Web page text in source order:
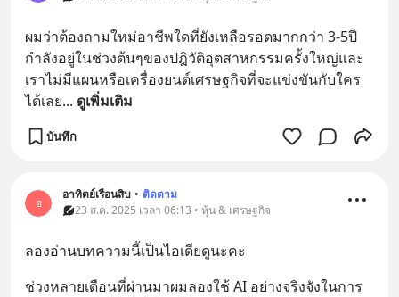
ผมว่าต้องถามใหม่อาชีพใดที่ยังเหลือรอดมากกว่า 3-5ปี
กำลังอยู่ในช่วงต้นๆของปฎิวัติอุตสาหกรรมครั้งใหญ่และ
เราไม่มีแผนหรือเครื่องยนต์เศรษฐกิจที่จะแข่งขันกับใคร
ได้เลย... ดูเพิ่มเติม
บันทึก
อ
อาทิตย์เรือนสิบ • ติดตาม
23 ส.ค. 2025 เวลา 06:13 • หุ้น & เศรษฐกิจ
ลองอ่านบทความนี้เป็นไอเดียดูนะคะ
ช่วงหลายเดือนที่ผ่านมาผมลองใช้ AI อย่างจริงจังในการ